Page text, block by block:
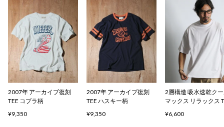
2007年 アーカイブ復刻
TEE コブラ柄
¥9,350
2007年 アーカイブ復刻
TEE ハスキー柄
¥9,350
2層構造 吸水速乾ク
マックス リラックス
¥6,600